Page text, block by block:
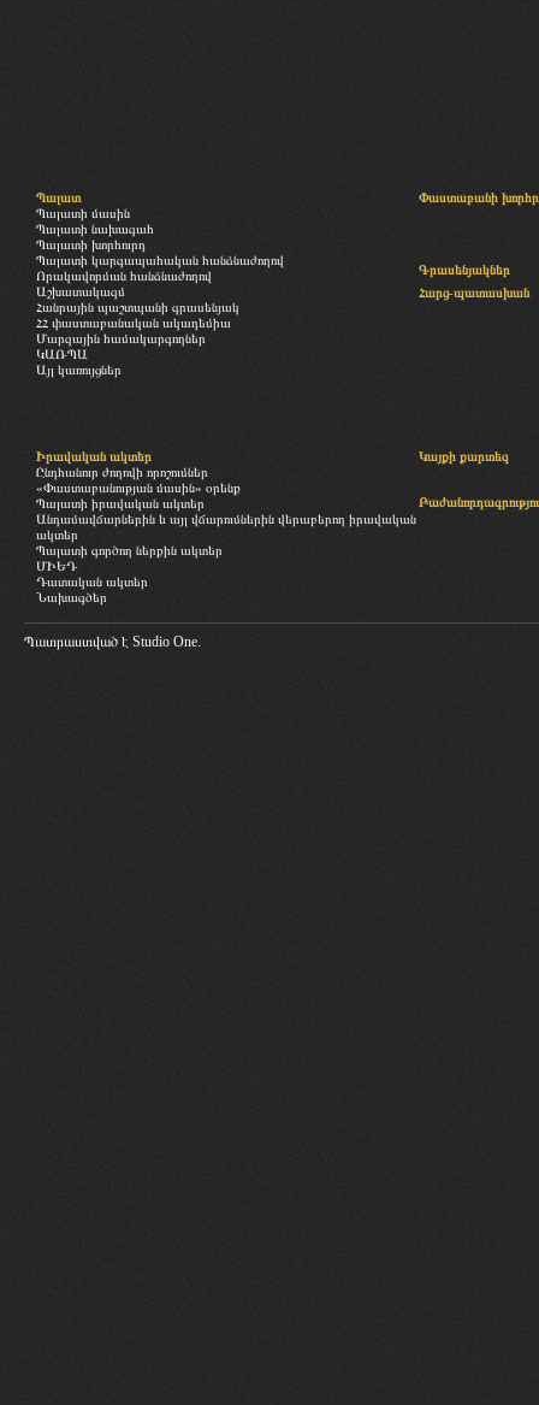
Պալատ
Պալատի մասին
Պալատի նախագահ
Պալատի խորհուրդ
Պալատի կարգապահական հանձնաժողով
Որակավորման հանձնաժողով
Աշխատակազմ
Հանրային պաշտպանի գրասենյակ
ՀՀ փաստաբանական ակադեմիա
Մարզային համակարգողներ
ԿԱՌՊԱ
Այլ կառույցներ
Փաստաբանի
Գրասենյակներ
Հարց-պատասխան
Իրավական ակտեր
Ընդհանուր ժողովի որոշումներ
«Փաստաբանության մասին» օրենք
Պալատի իրավական ակտեր
Անդամավճարներին և այլ վճարումներին վերաբերող իրավական
ակտեր
Պալատի գործող ներքին ակտեր
ՄԻԵԴ
Դատական ակտեր
Նախագծեր
Կայքի քարտեզ
Պատրաստված է Studio One.